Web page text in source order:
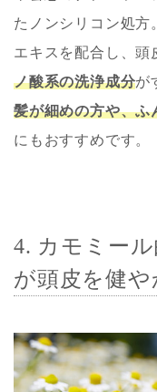
たノンシリコン処方
エキスを配合し、頭
ノ酸系の洗浄成分が
髪が細めの方や、ふ
にもおすすめです。
4. カモミー
が頭皮を健や